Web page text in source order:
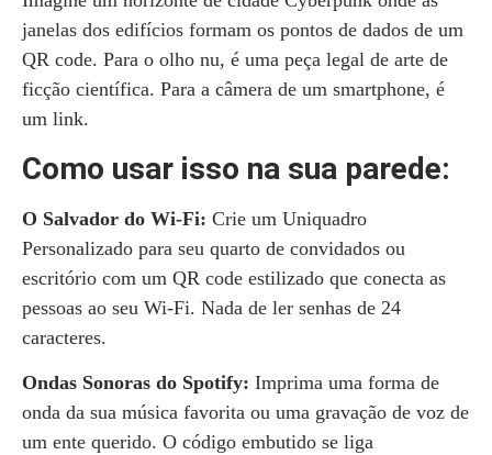
janelas dos edifícios formam os pontos de dados de um
QR code. Para o olho nu, é uma peça legal de arte de
ficção científica. Para a câmera de um smartphone, é
um link.
Como usar isso na sua parede:
O Salvador do Wi-Fi: Crie um Uniquadro
Personalizado para seu quarto de convidados ou
escritório com um QR code estilizado que conecta as
pessoas ao seu Wi-Fi. Nada de ler senhas de 24
caracteres.
Ondas Sonoras do Spotify: Imprima uma forma de
onda da sua música favorita ou uma gravação de voz de
um ente querido. O código embutido se liga